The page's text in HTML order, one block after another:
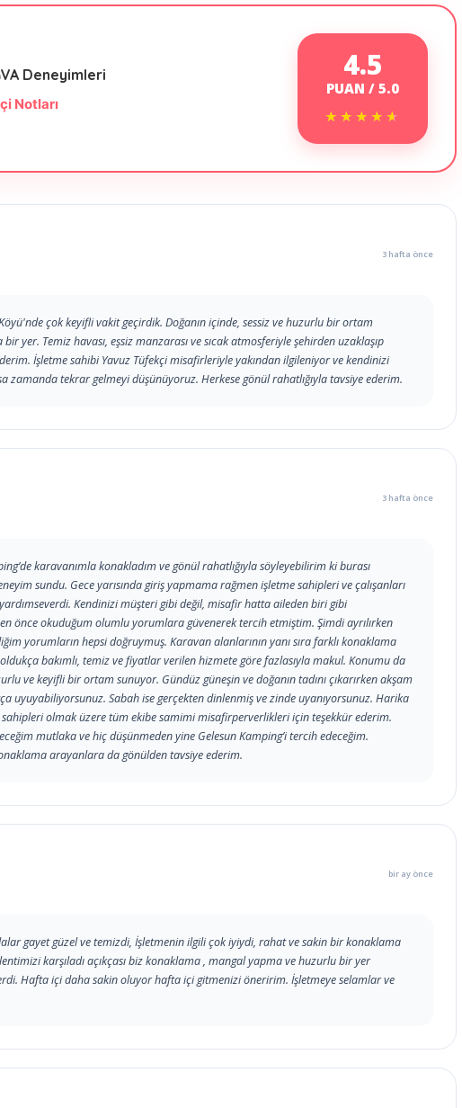
Deneyimleri
Notları
4.5
PUAN / 5.0
★★★★★
★★★★★
3 hafta önce
çok keyifli vakit geçirdik. Doğanın içinde, sessiz ve huzurlu bir ortam
yer. Temiz havası, eşsiz manzarası ve sıcak atmosferiyle şehirden uzaklaşıp
İşletme sahibi Yavuz Tüfekçi misafirleriyle yakından ilgileniyor ve kendinizi
zamanda tekrar gelmeyi düşünüyoruz. Herkese gönül rahatlığıyla tavsiye ederim.
3 hafta önce
karavanımla konakladım ve gönül rahatlığıyla söyleyebilirim ki burası
sundu. Gece yarısında giriş yapmama rağmen işletme sahipleri ve çalışanları
Kendinizi müşteri gibi değil, misafir hatta aileden biri gibi
önce okuduğum olumlu yorumlara güvenerek tercih etmiştim. Şimdi ayrılırken
yorumların hepsi doğruymuş. Karavan alanlarının yanı sıra farklı konaklama
bakımlı, temiz ve fiyatlar verilen hizmete göre fazlasıyla makul. Konumu da
ve keyifli bir ortam sunuyor. Gündüz güneşin ve doğanın tadını çıkarırken akşam
uyuyabiliyorsunuz. Sabah ise gerçekten dinlenmiş ve zinde uyanıyorsunuz. Harika
sahipleri olmak üzere tüm ekibe samimi misafirperverlikleri için teşekkür ederim.
mutlaka ve hiç düşünmeden yine Gelesun Kamping’i tercih edeceğim.
arayanlara da gönülden tavsiye ederim.
bir ay önce
gayet güzel ve temizdi, İşletmenin ilgili çok iyiydi, rahat ve sakin bir konaklama
karşıladı açıkçası biz konaklama , mangal yapma ve huzurlu bir yer
Hafta içi daha sakin oluyor hafta içi gitmenizi öneririm. İşletmeye selamlar ve